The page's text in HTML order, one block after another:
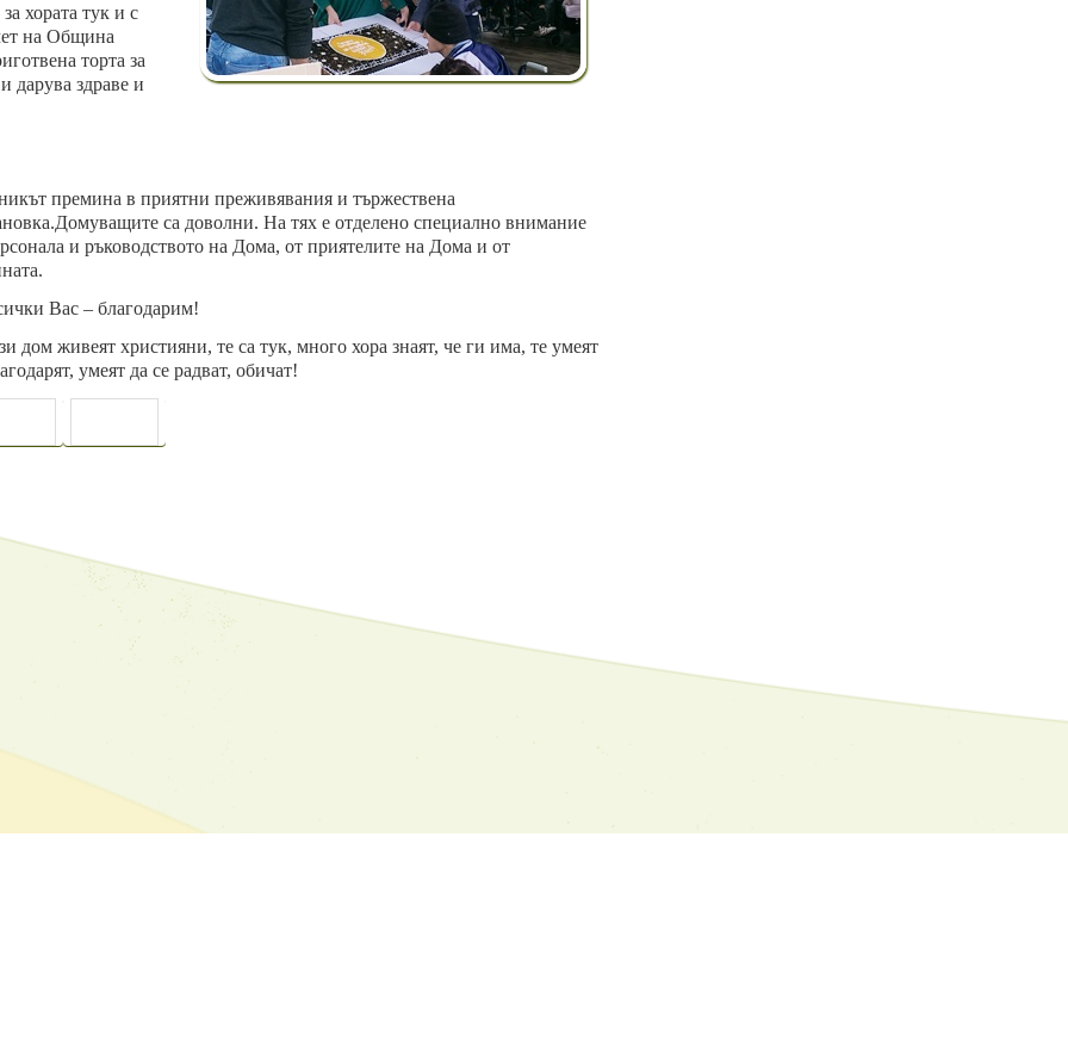
хората тук и с
на Община
торта за
дарува здраве и
премина в приятни преживявания и тържествена
са доволни. На тях е отделено специално внимание
и ръководството на Дома, от приятелите на Дома и от
Вас – благодарим!
дом живеят християни, те са тук, много хора знаят, че ги има, те умеят
умеят да се радват, обичат!